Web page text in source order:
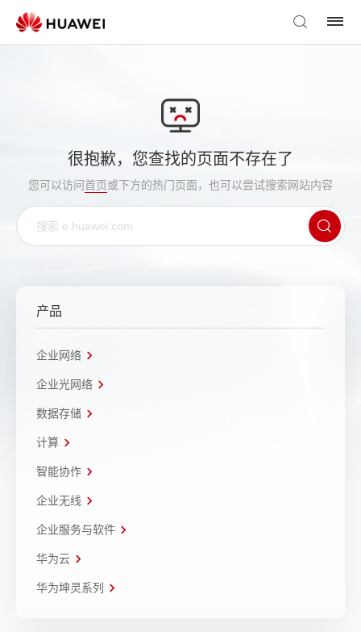
很抱歉，您查找的页面不存在了
您可以访问首页或下方的热门页面，也可以尝试搜索网站内容
产品
企业网络
企业光网络
数据存储
计算
智能协作
企业无线
企业服务与软件
华为云
华为坤灵系列